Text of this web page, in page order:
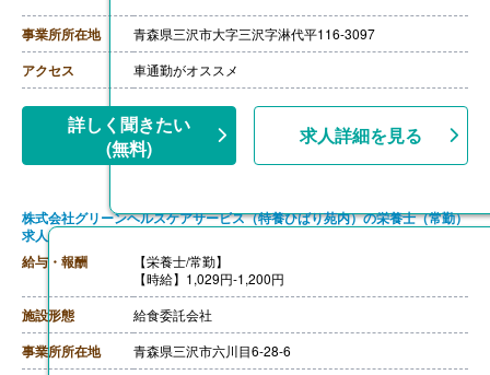
※基本給は経歴換算あり
※賃金は、当月末日払いです
【通勤手当】あり（上限22,000円/月）
【昇給】あり（1月あたり1,500円-2,500円）※前年度実
績
【退職金】あり※勤続2年以上
事業所所在地 青森県三沢市大字三沢字淋代平116-3097
アクセス 車通勤がオススメ
詳しく聞きたい
(無料)
求人詳細を見る
株式会社グリーンヘルスケアサービス（特養ひばり苑内）の栄養士（常勤）
求人
給与・報酬
【栄養士/常勤】
【時給】1,029円-1,200円
施設形態 給食委託会社
事業所所在地 青森県三沢市六川目6-28-6